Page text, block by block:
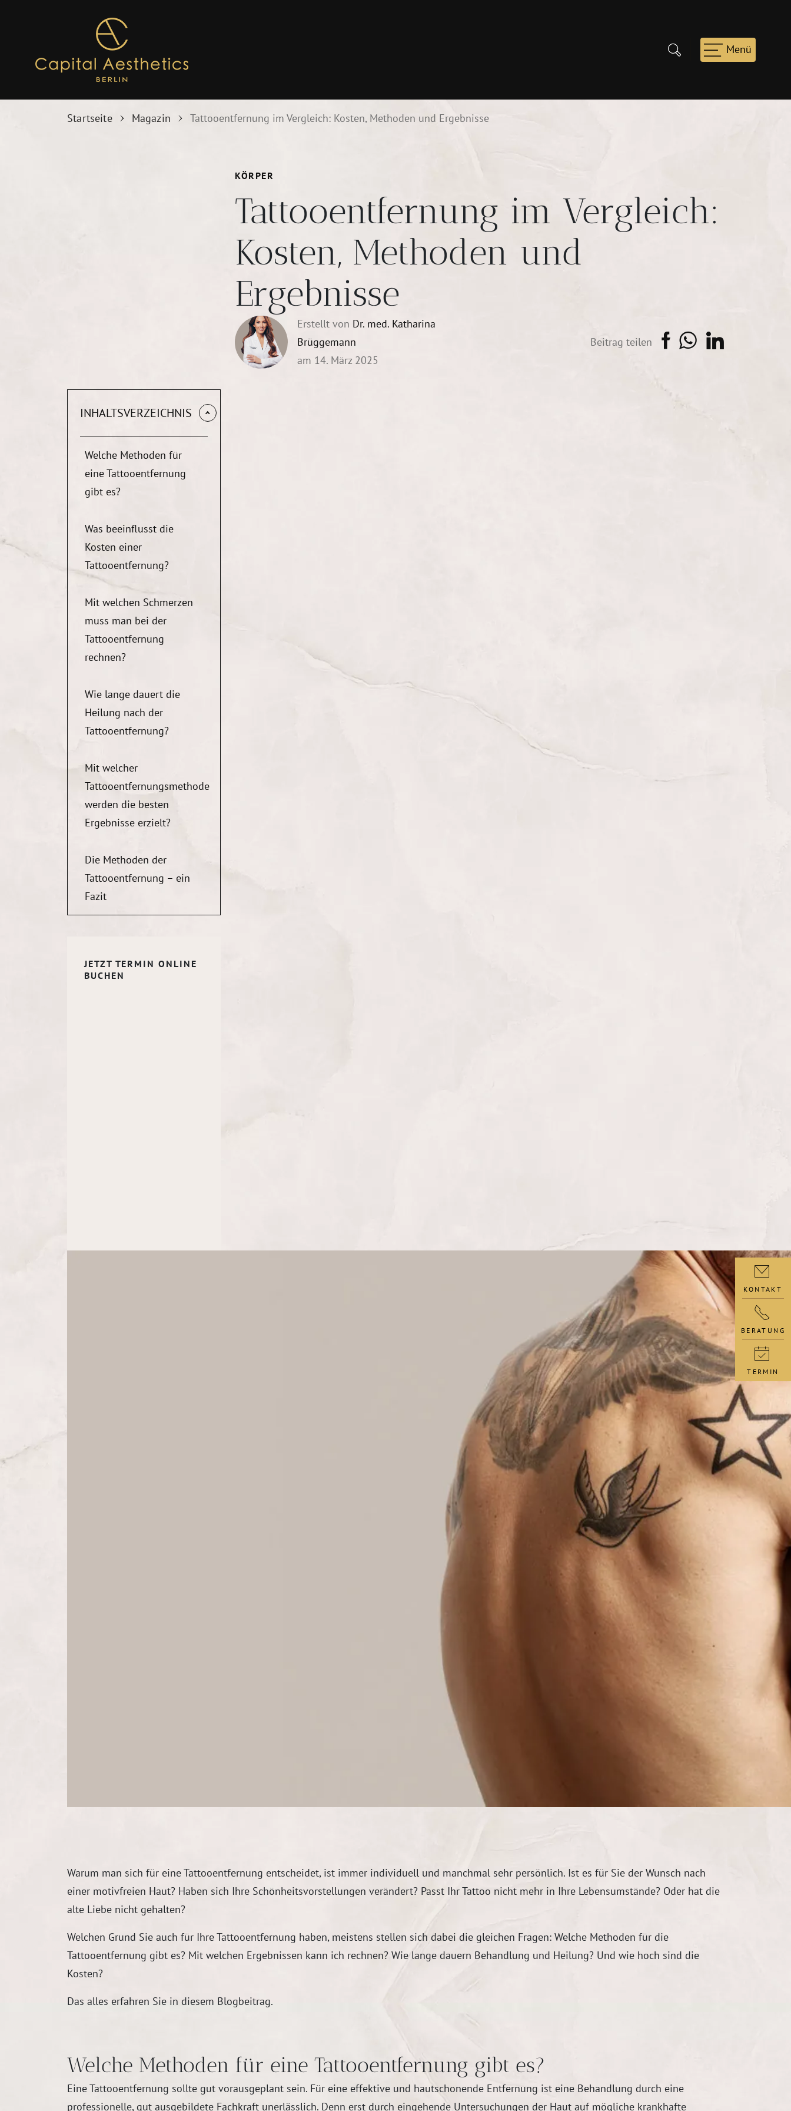
Startseite Magazin Tattooentfernung im Vergleich: Kosten, Methoden und Ergebnisse
KÖRPER
Tattooentfernung im Vergleich:
Kosten, Methoden und
Ergebnisse
Erstellt von Dr. med. Katharina
Brüggemann
am 14. März 2025
Beitrag teilen
INHALTSVERZEICHNIS
Welche Methoden für
eine Tattooentfernung
gibt es?
Was beeinflusst die
Kosten einer
Tattooentfernung?
Mit welchen Schmerzen
muss man bei der
Tattooentfernung
rechnen?
Wie lange dauert die
Heilung nach der
Tattooentfernung?
Mit welcher
Tattooentfernungsmethode
werden die besten
Ergebnisse erzielt?
Die Methoden der
Tattooentfernung – ein
Fazit
JETZT TERMIN ONLINE
BUCHEN
Warum man sich für eine Tattooentfernung entscheidet, ist immer individuell und manchmal sehr persönlich. Ist es für Sie der Wunsch nach
einer motivfreien Haut? Haben sich Ihre Schönheitsvorstellungen verändert? Passt Ihr Tattoo nicht mehr in Ihre Lebensumstände? Oder hat die
alte Liebe nicht gehalten?
Welchen Grund Sie auch für Ihre Tattooentfernung haben, meistens stellen sich dabei die gleichen Fragen: Welche Methoden für die
Tattooentfernung gibt es? Mit welchen Ergebnissen kann ich rechnen? Wie lange dauern Behandlung und Heilung? Und wie hoch sind die
Kosten?
Das alles erfahren Sie in diesem Blogbeitrag.
Welche Methoden für eine Tattooentfernung gibt es?
Eine Tattooentfernung sollte gut vorausgeplant sein. Für eine effektive und hautschonende Entfernung ist eine Behandlung durch eine
professionelle, gut ausgebildete Fachkraft unerlässlich. Denn erst durch eingehende Untersuchungen der Haut auf mögliche krankhafte
KONTAKT
BERATUNG
TERMIN